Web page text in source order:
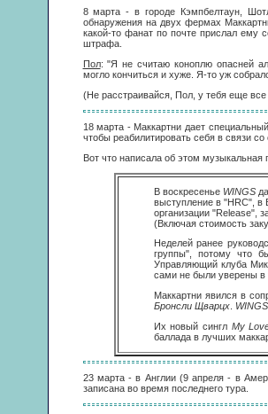
8 марта - в городе Кэмпбелтаун,
обнаружения на двух фермах
какой-то фанат по почте прислал ему
штрафа.
Пол: "Я не считаю коноплю опасней
могло кончиться и хуже. Я-то уж
(Не расстраивайся, Пол, у тебя еще все
18 марта - Маккартни дает
чтобы реабилитировать себя в связи
Вот что написала об этом музыкальная
В воскресенье WINGS
выступление в "HRC", в
организации "Release",
(Включая стоимость
Неделей ранее
группы", потому что
Управляющий клуба
сами не были уверены в
Маккартни явился в
Бронсли Щварцх. WINGS
Их новый сингл My
баллада в лучших
23 марта - в Англии (9 апреля - в
записана во время последнего тура.